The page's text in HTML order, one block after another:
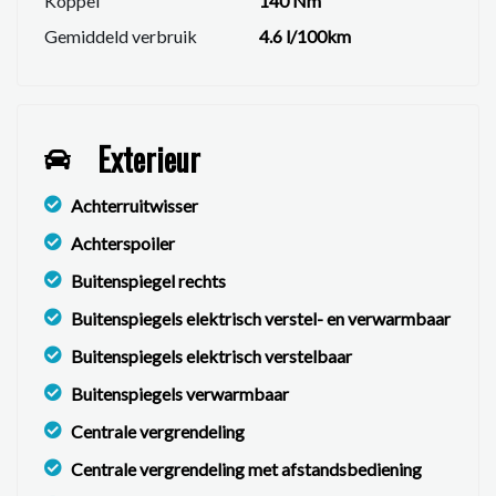
Er kunnen echter geen rechten worden ontleend aan
de verstrekte informatie in de advertentie. Vertrouw
op met de verkoper voor aanvullende vragen.
Gemiddeld verbruik
4.6 l/100km
Exterieur
Achterruitwisser
Achterspoiler
Buitenspiegel rechts
Buitenspiegels elektrisch verstel- en verwarmbaar
Buitenspiegels elektrisch verstelbaar
Buitenspiegels verwarmbaar
Centrale vergrendeling
Centrale vergrendeling met afstandsbediening